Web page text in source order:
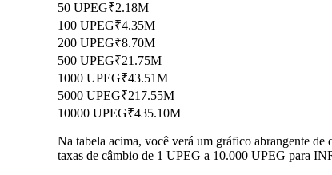
50 UPEG₹2.18M
100 UPEG₹4.35M
200 UPEG₹8.70M
500 UPEG₹21.75M
1000 UPEG₹43.51M
5000 UPEG₹217.55M
10000 UPEG₹435.10M
Na tabela acima, você verá um gráfico abrangente
taxas de câmbio de 1 UPEG a 10.000 UPEG para